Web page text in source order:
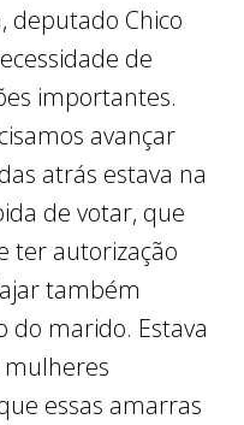
deputado Chico
de
importantes.
avançar
atrás estava na
de votar, que
ter autorização
também
do marido. Estava
mulheres
essas amarras